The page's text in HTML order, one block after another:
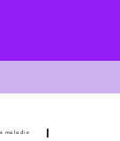
maladie